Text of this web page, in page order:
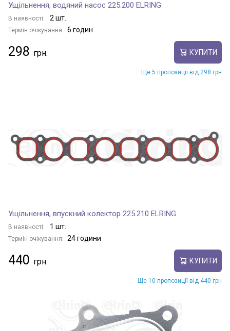
Ущільнення, водяний насос 225.200 ELRING
В наявності: 2 шт.
Термін очікування: 6 годин
298 КУПИТИ
Ще 5 пропозиції від 298 грн
Ущільнення, впускний колектор 225.210 ELRING
В наявності: 1 шт.
Термін очікування: 24 години
440 КУПИТИ
Ще 10 пропозиції від 440 грн